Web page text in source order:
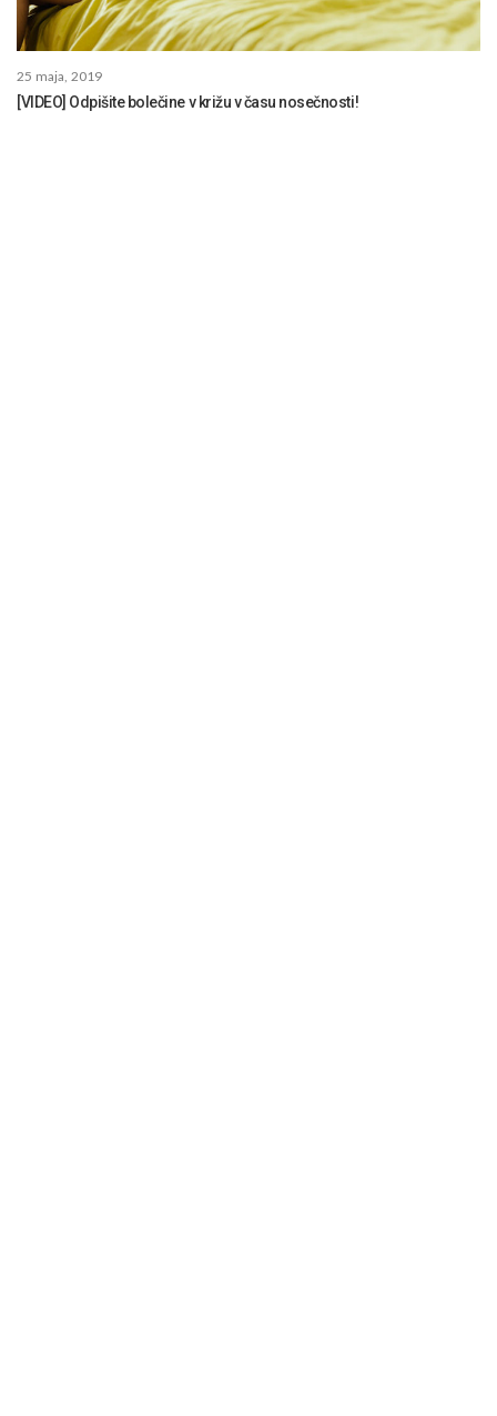
25 maja, 2019
[VIDEO] Odpišite bolečine v križu v času nosečnosti!